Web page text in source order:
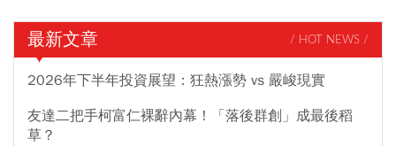
最新文章 / HOT NEWS /
2026年下半年投資展望：狂熱漲勢 vs 嚴峻現實
友達二把手柯富仁裸辭內幕！「落後群創」成最後稻
草？